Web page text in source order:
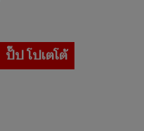
ปั๊ป โปเตโต้